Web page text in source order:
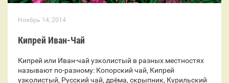
Ноябрь 14, 2014
Кипрей Иван-Чай
Кипрей или Иван-чай узколистый в разных местностях
называют по-разному: Копорский чай, Кипрей
узколистый, Русский чай, дрёма, скрыпник, Курильский